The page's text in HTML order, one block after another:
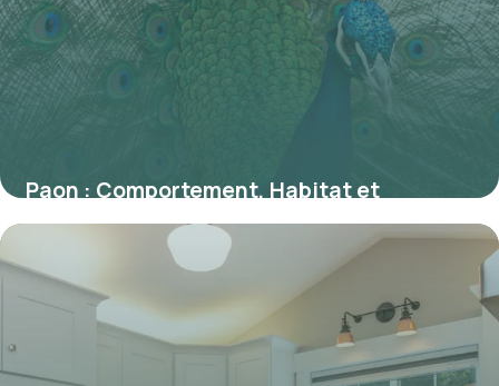
Paon : Comportement, Habitat et
Caractéristiques